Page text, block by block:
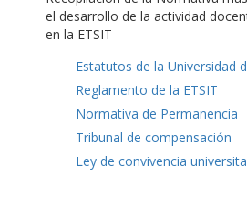
el desarrollo de la actividad
en la ETSIT
Estatutos de la Universidad
Reglamento de la ETSIT
Normativa de Permanencia
Tribunal de compensación
Ley de convivencia